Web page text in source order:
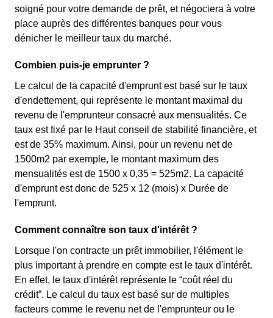
soigné pour votre demande de prêt, et négociera à votre
place auprès des différentes banques pour vous
dénicher le meilleur taux du marché.
Combien puis-je emprunter ?
Le calcul de la capacité d'emprunt est basé sur le taux
d'endettement, qui représente le montant maximal du
revenu de l'emprunteur consacré aux mensualités. Ce
taux est fixé par le Haut conseil de stabilité financière, et
est de 35% maximum. Ainsi, pour un revenu net de
1500m2 par exemple, le montant maximum des
mensualités est de 1500 x 0,35 = 525m2. La capacité
d'emprunt est donc de 525 x 12 (mois) x Durée de
l'emprunt.
Comment connaître son taux d'intérêt ?
Lorsque l'on contracte un prêt immobilier, l'élément le
plus important à prendre en compte est le taux d'intérêt.
En effet, le taux d'intérêt représente le “coût réel du
crédit”. Le calcul du taux est basé sur de multiples
facteurs comme le revenu net de l'emprunteur ou le